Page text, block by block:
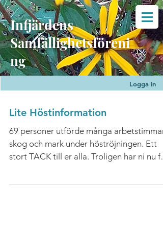
Infjärdens
Samfällighetsföreni
ng
Logga in
Lite Höstinformation
69 personer utförde många arbetstimmar
skog och mark under höströjningen. Ett
stort TACK till er alla. Troligen har ni nu